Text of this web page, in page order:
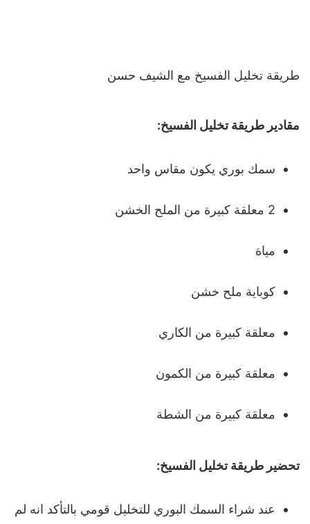
طريقة تخليل الفسيخ مع الشيف حسن
مقادير طريقة تخليل الفسيخ:
سمك بوري يكون مقاس واحد
2 معلقة كبيرة من الملح الخشن
مياة
كوباية ملح خشن
معلقة كبيرة من الكاري
معلقة كبيرة من الكمون
معلقة كبيرة من الشطة
تحضير طريقة تخليل الفسيخ:
عند شراء السمك البوري للتخليل قومي بالتأكد انه لم